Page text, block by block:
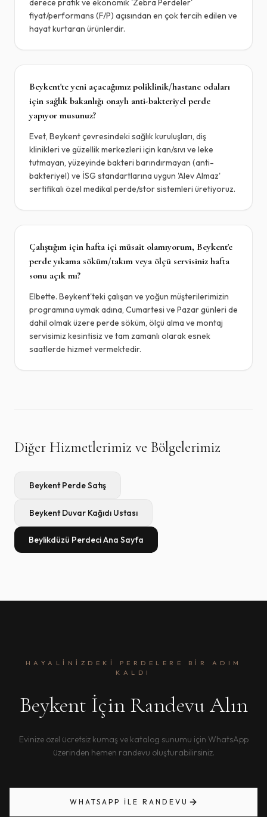
derece pratik ve ekonomik 'Zebra Perdeler'
fiyat/performans (F/P) açısından en çok tercih edilen ve
hayat kurtaran ürünlerdir.
Beykent'te yeni açacağımız poliklinik/hastane odaları
için sağlık bakanlığı onaylı anti-bakteriyel perde
yapıyor musunuz?
Evet, Beykent çevresindeki sağlık kuruluşları, diş
klinikleri ve güzellik merkezleri için kan/sıvı ve leke
tutmayan, yüzeyinde bakteri barındırmayan (anti-
bakteriyel) ve İSG standartlarına uygun 'Alev Almaz'
sertifikalı özel medikal perde/stor sistemleri üretiyoruz.
Çalıştığım için hafta içi müsait olamıyorum, Beykent'e
perde yıkama söküm/takım veya ölçü servisiniz hafta
sonu açık mı?
Elbette. Beykent'teki çalışan ve yoğun müşterilerimizin
programına uymak adına, Cumartesi ve Pazar günleri de
dahil olmak üzere perde söküm, ölçü alma ve montaj
servisimiz kesintisiz ve tam zamanlı olarak esnek
saatlerde hizmet vermektedir.
Diğer Hizmetlerimiz ve Bölgelerimiz
Beykent Perde Satış
Beykent Duvar Kağıdı Ustası
Beylikdüzü Perdeci Ana Sayfa
HAYALINIZDEKI PERDELERE BIR ADIM
KALDI
Beykent İçin Randevu Alın
Evinize özel ücretsiz kumaş ve katalog sunumu için WhatsApp
üzerinden hemen randevu oluşturabilirsiniz.
WHATSAPP ILE RANDEVU